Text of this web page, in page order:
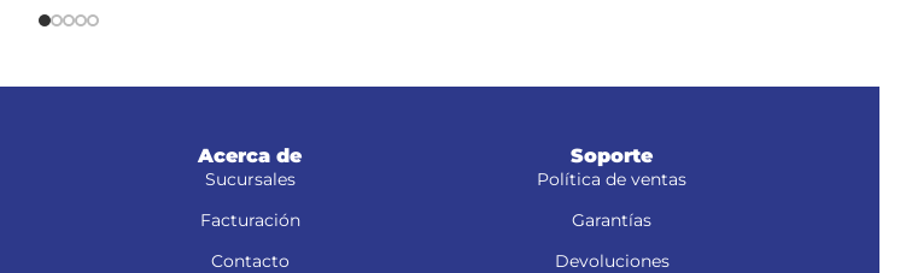
Acerca de
Sucursales
Facturación
Contacto
Soporte
Política de ventas
Garantías
Devoluciones